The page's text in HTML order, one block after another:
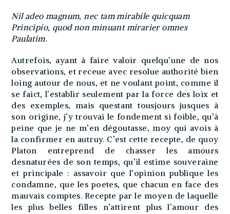
Nil adeo magnum, nec tam mirabile quicquam
Principio, quod non minuant mirarier omnes
Paulatim.
Autrefois, ayant à faire valoir quelqu’une de nos
observations, et receue avec resolue authorité bien
loing autour de nous, et ne voulant point, comme il
se faict, l’establir seulement par la force des loix et
des exemples, mais questant tousjours jusques à
son origine, j’y trouvai le fondement si foible, qu’à
peine que je ne m’en dégoutasse, moy qui avois à
la confirmer en autruy. C’est cette recepte, de quoy
Platon entreprend de chasser les amours
desnaturées de son temps, qu’il estime souveraine
et principale : assavoir que l’opinion publique les
condamne, que les poetes, que chacun en face des
mauvais comptes. Recepte par le moyen de laquelle
les plus belles filles n’attirent plus l’amour des